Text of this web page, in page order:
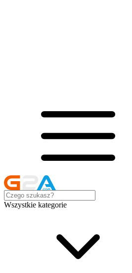
Wszystkie kategorie